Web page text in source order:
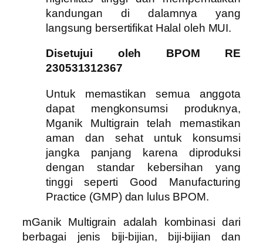
kandungan di dalamnya yang
langsung bersertifikat Halal oleh MUI.
Disetujui oleh BPOM RE
230531312367
Untuk memastikan semua anggota
dapat mengkonsumsi produknya,
Mganik Multigrain telah memastikan
aman dan sehat untuk konsumsi
jangka panjang karena diproduksi
dengan standar kebersihan yang
tinggi seperti Good Manufacturing
Practice (GMP) dan lulus BPOM.
mGanik Multigrain adalah kombinasi dari
berbagai jenis biji-bijian, biji-bijian dan